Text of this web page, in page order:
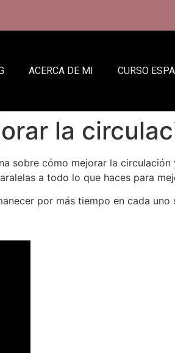
ACERCA DE MI CURSO
la
sobre cómo mejorar la
a todo lo que haces para
por más tiempo en cada uno